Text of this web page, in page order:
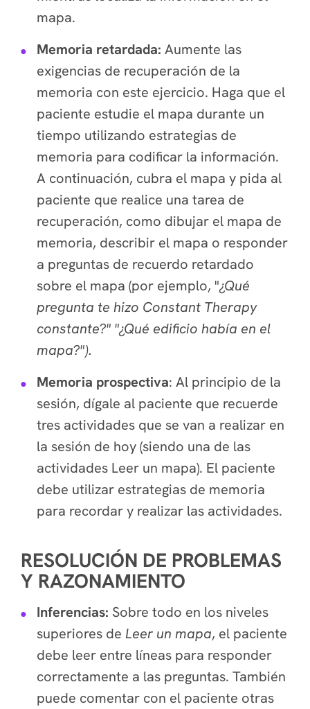
mapa.
Memoria retardada: Aumente las
exigencias de recuperación de la
memoria con este ejercicio. Haga que el
paciente estudie el mapa durante un
tiempo utilizando estrategias de
memoria para codificar la información.
A continuación, cubra el mapa y pida al
paciente que realice una tarea de
recuperación, como dibujar el mapa de
memoria, describir el mapa o responder
a preguntas de recuerdo retardado
sobre el mapa (por ejemplo, "¿Qué
pregunta te hizo Constant Therapy
constante?" "¿Qué edificio había en el
mapa?").
Memoria prospectiva: Al principio de la
sesión, dígale al paciente que recuerde
tres actividades que se van a realizar en
la sesión de hoy (siendo una de las
actividades Leer un mapa). El paciente
debe utilizar estrategias de memoria
para recordar y realizar las actividades.
RESOLUCIÓN DE PROBLEMAS
Y RAZONAMIENTO
Inferencias: Sobre todo en los niveles
superiores de Leer un mapa, el paciente
debe leer entre líneas para responder
correctamente a las preguntas. También
puede comentar con el paciente otras